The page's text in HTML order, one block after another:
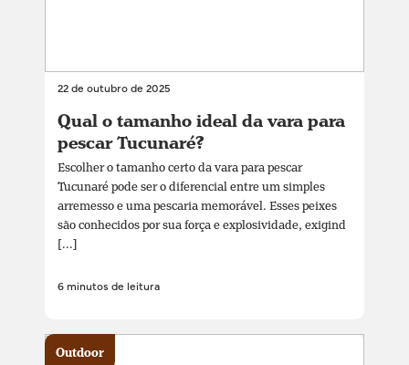
22 de outubro de 2025
Qual o tamanho ideal da vara para
pescar Tucunaré?
Escolher o tamanho certo da vara para pescar
Tucunaré pode ser o diferencial entre um simples
arremesso e uma pescaria memorável. Esses peixes
são conhecidos por sua força e explosividade, exigind
[...]
6 minutos de leitura
Outdoor